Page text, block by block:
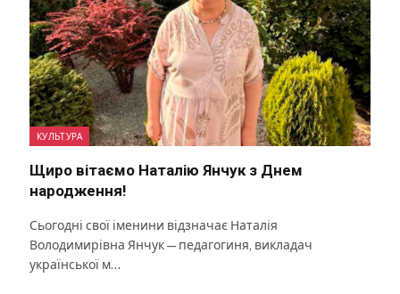
КУЛЬТУРА
Щиро вітаємо Наталію Янчук з Днем
народження!
Сьогодні свої іменини відзначає Наталія
Володимирівна Янчук — педагогиня, викладач
української м…